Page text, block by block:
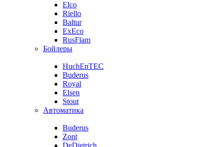
Elco
Riello
Baltur
ExEco
RusFlam
Бойлеры
HuchEnTEC
Buderus
Royal
Elsen
Stout
Автоматика
Buderus
Zont
DeDietrich